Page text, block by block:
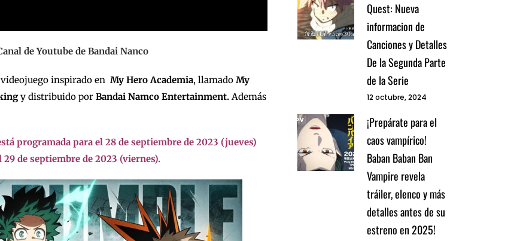
de Youtube de Bandai Nanco
inspirado en My Hero Academia, llamado My
y distribuido por Bandai Namco Entertainment. Además
programada para el 28 de septiembre de 2023 (jueves)
de septiembre de 2023 (viernes).
Quest: Nueva
informacion de
Canciones y Detalles
De la Segunda Parte
de la Serie
12 octubre, 2024
¡Prepárate para el
caos vampírico!
Baban Baban Ban
Vampire revela
tráiler, elenco y más
detalles antes de su
estreno en 2025!